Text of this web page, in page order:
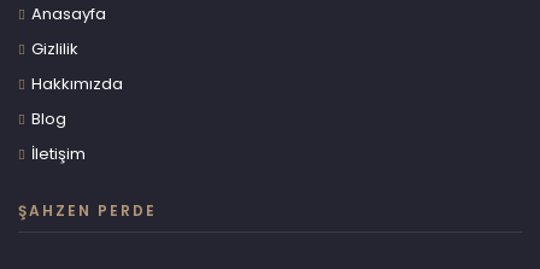
Anasayfa
Gizlilik
Hakkımızda
Blog
İletişim
ŞAHZEN PERDE